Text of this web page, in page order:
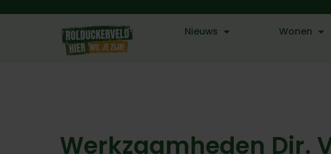
Nieuws Wonen
Werkzaamheden Dir.